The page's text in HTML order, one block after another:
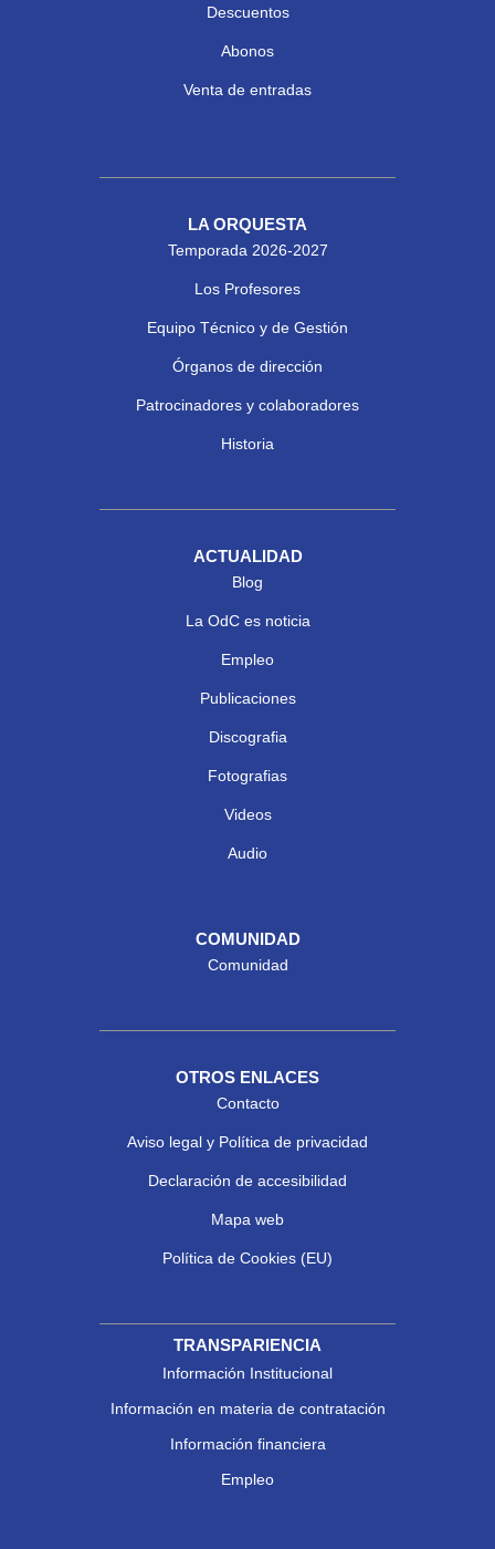
Descuentos
Abonos
Venta de entradas
LA ORQUESTA
Temporada 2026-2027
Los Profesores
Equipo Técnico y de Gestión
Órganos de dirección
Patrocinadores y colaboradores
Historia
ACTUALIDAD
Blog
La OdC es noticia
Empleo
Publicaciones
Discografia
Fotografias
Videos
Audio
COMUNIDAD
Comunidad
OTROS ENLACES
Contacto
Aviso legal y Política de privacidad
Declaración de accesibilidad
Mapa web
Política de Cookies (EU)
TRANSPARIENCIA
Información Institucional
Información en materia de contratación
Información financiera
Empleo